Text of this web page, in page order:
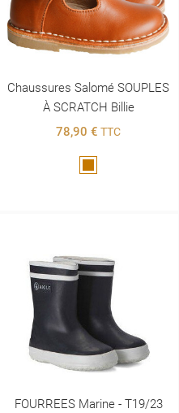
Chaussures Salomé SOUPLES
À SCRATCH Billie
78,90 € TTC
FOURREES Marine - T19/23